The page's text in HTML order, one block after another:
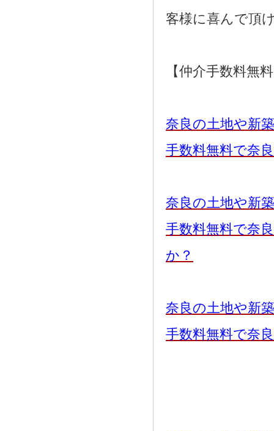
客様に喜んで頂
【仲介手数料無
奈良の土地や新
手数料無料で奈
奈良の土地や新
手数料無料で奈
か？
奈良の土地や新
手数料無料で奈